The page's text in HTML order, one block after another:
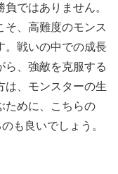
ではありません。
そ、高難度のモンス
。戦いの中での成長
ら、強敵を克服する
は、モンスターの生
ために、こちらの
も良いでしょう。